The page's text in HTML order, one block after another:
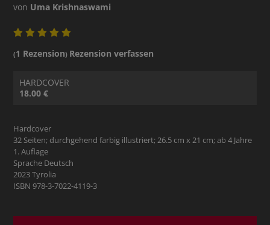
von Uma Krishnaswami
(1 Rezension) Rezension verfassen
HARDCOVER
18.00 €
Hardcover
32 Seiten; durchgehend farbig illustriert; 26.5 cm x 21 cm; ab 4 Jahre
1. Auflage
Sprache Deutsch
2023 Tyrolia
ISBN 978-3-7022-4119-3